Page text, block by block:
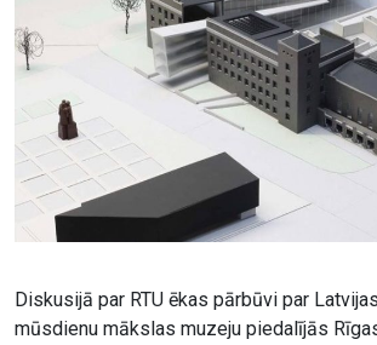
Diskusijā par RTU ēkas pārbūvi par
mūsdienu mākslas muzeju piedalījās